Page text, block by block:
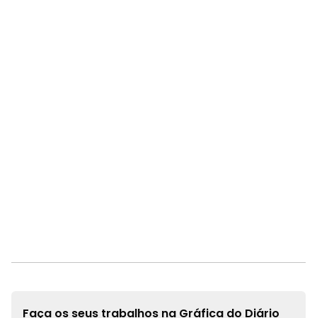
Faça os seus trabalhos na Gráfica do Diário